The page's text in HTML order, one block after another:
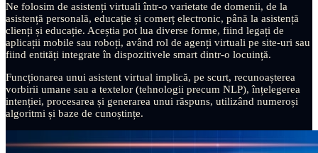
Ne folosim de asistenți virtuali într-o varietate de domenii, de la
asistență personală, educație și comerț electronic, până la asistență
clienți și educație. Aceștia pot lua diverse forme, fiind legați de
aplicații mobile sau roboți, având rol de agenți virtuali pe site-uri sau
fiind entități integrate în dispozitivele smart dintr-o locuință.
Funcționarea unui asistent virtual implică, pe scurt, recunoașterea
vorbirii umane sau a textelor (tehnologii precum NLP), înțelegerea
intenției, procesarea și generarea unui răspuns, utilizând numeroși
algoritmi și baze de cunoștințe.